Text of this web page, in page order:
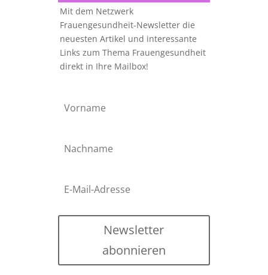
Mit dem Netzwerk
Frauengesundheit-Newsletter die
neuesten Artikel und interessante
Links zum Thema Frauengesundheit
direkt in Ihre Mailbox!
Newsletter
abonnieren